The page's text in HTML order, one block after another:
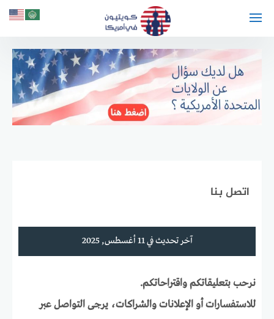
اتصل بنا
آخر تحديث في 11 أغسطس, 2025
نرحب بتعليقاتكم واقتراحاتكم.
للاستفسارات أو الإعلانات والشراكات، يرجى التواصل عبر